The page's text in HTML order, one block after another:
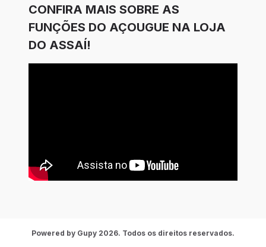
CONFIRA MAIS SOBRE AS
FUNÇÕES DO AÇOUGUE NA LOJA
DO ASSAÍ!
Powered by Gupy 2026. Todos os direitos reservados.